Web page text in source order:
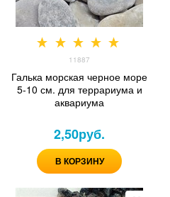
11887
Галька морская черное море
5-10 см. для террариума и
аквариума
2,50руб.
В КОРЗИНУ